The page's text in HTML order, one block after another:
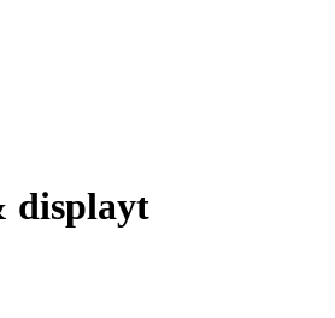
displayt